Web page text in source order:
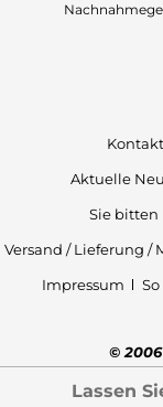
Kontakt
Aktuelle
Sie bitten
Versand / Lieferung /
Impressum
©
Lassen